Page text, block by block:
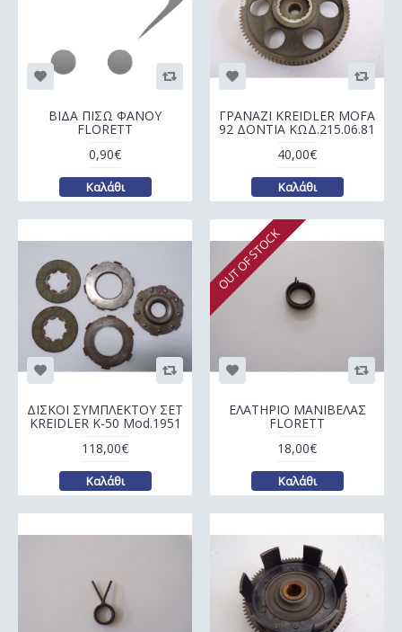
ΒΙΔΑ ΠΙΣΩ ΦΑΝΟΥ
FLORETT
0,90€
Καλάθι
ΓΡΑΝΑΖΙ KREIDLER MOFA
92 ΔΟΝΤΙΑ ΚΩΔ.215.06.81
40,00€
Καλάθι
ΔΙΣΚΟΙ ΣΥΜΠΛΕΚΤΟΥ ΣΕΤ
KREIDLER K-50 Mod.1951
118,00€
Καλάθι
OUT OF STOCK
ΕΛΑΤΗΡΙΟ ΜΑΝΙΒΕΛΑΣ
FLORETT
18,00€
Καλάθι